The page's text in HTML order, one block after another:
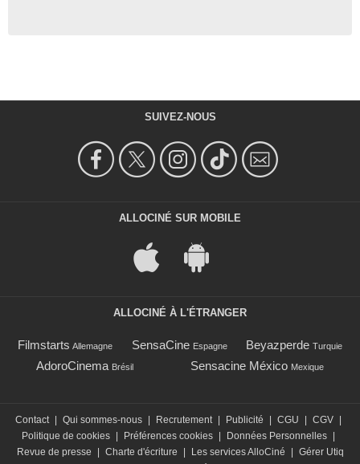
SUIVEZ-NOUS
ALLOCINÉ SUR MOBILE
ALLOCINÉ À L'ÉTRANGER
Filmstarts Allemagne SensaCine Espagne Beyazperde Turquie
AdoroCinema Brésil Sensacine México Mexique
Contact Qui sommes-nous Recrutement Publicité CGU CGV
Politique de cookies
Préférences cookies Données Personnelles
Revue de presse
Charte d'écriture Les services AlloCiné
Gérer Utiq